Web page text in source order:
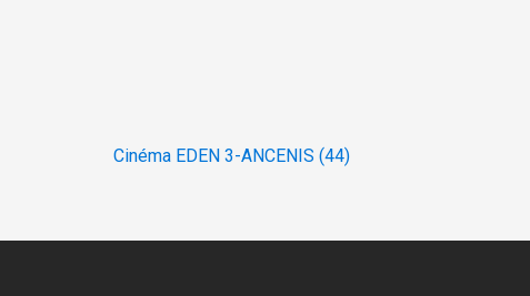
Navigation
l’article
Cinéma EDEN 3-ANCENIS (44)